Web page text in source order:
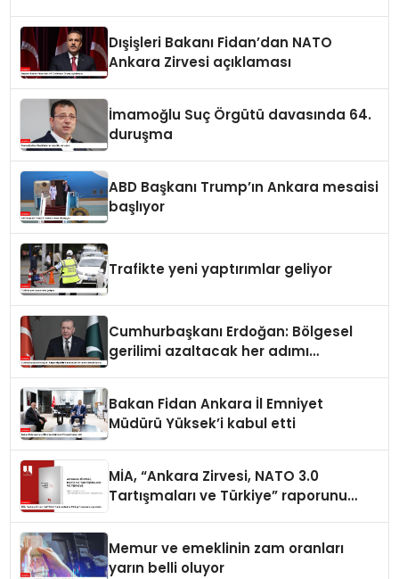
Dışişleri Bakanı Fidan’dan NATO
Ankara Zirvesi açıklaması
İmamoğlu Suç Örgütü davasında 64.
duruşma
ABD Başkanı Trump’ın Ankara mesaisi
başlıyor
Trafikte yeni yaptırımlar geliyor
Cumhurbaşkanı Erdoğan: Bölgesel
gerilimi azaltacak her adımı
Bakan Fidan Ankara İl Emniyet
Müdürü Yüksek’i kabul etti
MİA, “Ankara Zirvesi, NATO 3.0
Tartışmaları ve Türkiye” raporunu
Memur ve emeklinin zam oranları
yarın belli oluyor